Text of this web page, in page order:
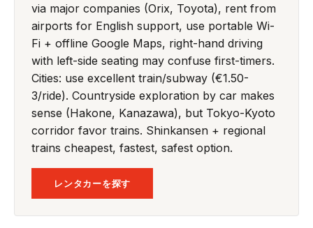
via major companies (Orix, Toyota), rent from
airports for English support, use portable Wi-
Fi + offline Google Maps, right-hand driving
with left-side seating may confuse first-timers.
Cities: use excellent train/subway (€1.50-
3/ride). Countryside exploration by car makes
sense (Hakone, Kanazawa), but Tokyo-Kyoto
corridor favor trains. Shinkansen + regional
trains cheapest, fastest, safest option.
レンタカーを探す